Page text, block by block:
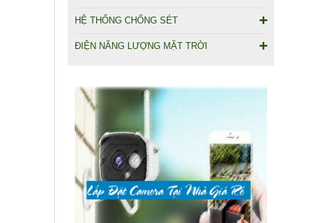
HỆ THỐNG CHỐNG SÉT
ĐIỆN NĂNG LƯỢNG MẶT TRỜI